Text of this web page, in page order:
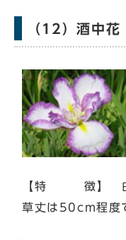
（12）酒中花
【特 徴】 白地
草丈は50cm程度